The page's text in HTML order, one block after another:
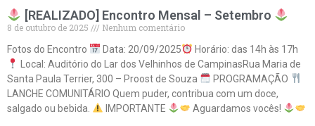
[REALIZADO] Encontro Mensal – Setembro
8 de outubro de 2025
Nenhum comentário
Fotos do Encontro
Data: 20/09/2025
Horário: das 14h às 17h
Local: Auditório do Lar dos Velhinhos de CampinasRua Maria de
Santa Paula Terrier, 300 – Proost de Souza
PROGRAMAÇÃO
LANCHE COMUNITÁRIO Quem puder, contribua com um doce,
salgado ou bebida.
IMPORTANTE Aguardamos vocês!